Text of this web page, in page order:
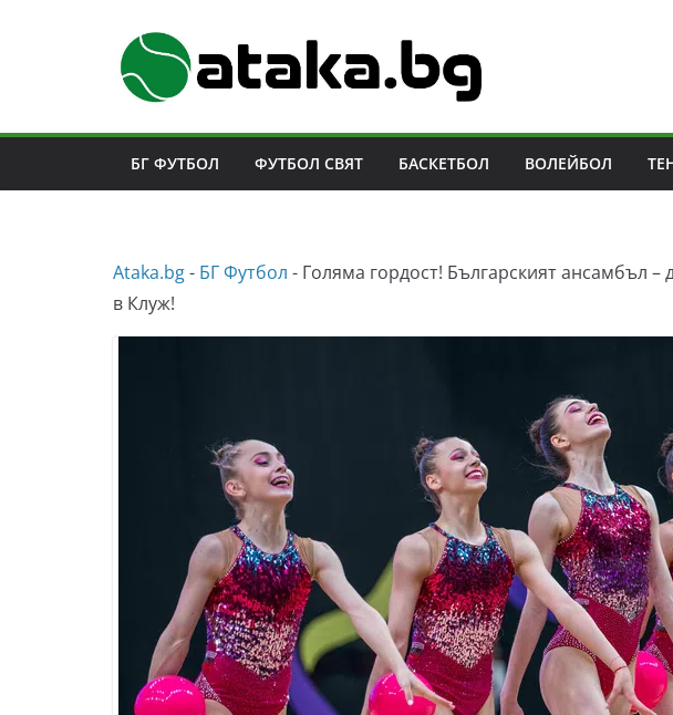
БГ ФУТБОЛ ФУТБОЛ СВЯТ БАСКЕТБОЛ ВОЛЕЙБОЛ
Аtaka.bg- БГ Футбол - Голяма гордост! Българският ансамбъл –
в Клуж!